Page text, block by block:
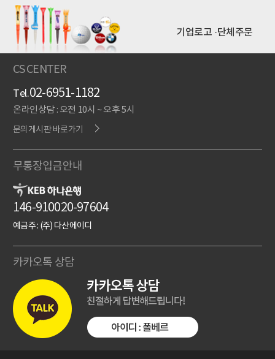
기업로고 ·단체주문
CS CENTER
Tel.02-6951-1182
온라인상담 : 오전 10시 ~ 오후 5시
문의게시판 바로가기
무통장입금안내
146-910020-97604
예금주 : (주) 다산에이디
카카오톡 상담